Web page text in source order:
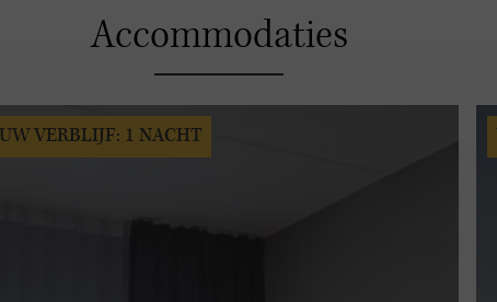
Accommodaties
UW VERBLIJF: 1 NACHT